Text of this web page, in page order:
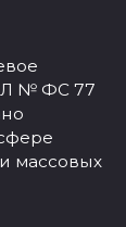
№ ФС 77
массовых